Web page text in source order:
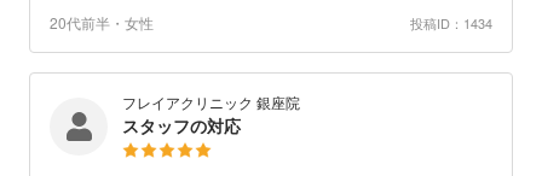
20代前半・女性 投稿ID：1434
フレイアクリニック 銀座院
スタッフの対応